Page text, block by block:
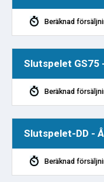
Beräknad
Slutspelet GS75
Beräknad
Slutspelet-DD -
Beräknad